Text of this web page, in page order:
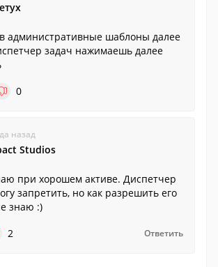
административные шаблоны далее
задач нажимаешь далее
0
назад
Studios
при хорошем активе. Диспетчер
запретить, но как разрешить его
знаю :)
2 Ответить